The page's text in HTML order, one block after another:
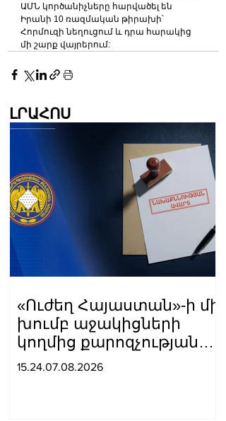
ԱՄՆ կործանիչները հարվածել են
Իրանի 10 ռազմական թիրախի՝
Հորմուզի նեղուցում և դրա հարակից
մի շարք վայրերում:
ԼՐԱՀՈՍ
«Ուժեղ Հայաստան»-ի մի
խումբ աջակիցների
կողմից քարոզչությանը
խոչընդոտելու
15.24.07.08.2026